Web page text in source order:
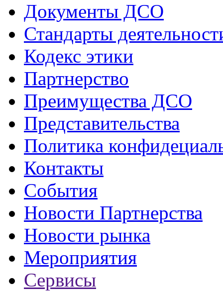
Документы ДСО
Стандарты
Кодекс этики
Партнерство
Преимущества ДСО
Представительства
Политика
Контакты
События
Новости Партнерства
Новости рынка
Мероприятия
Сервисы